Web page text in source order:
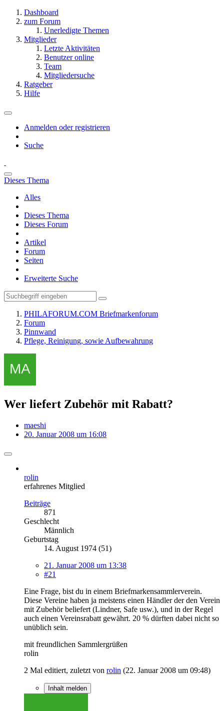
Dashboard
zum Forum
Unerledigte Themen
Mitglieder
Letzte Aktivitäten
Benutzer online
Team
Mitgliedersuche
Ratgeber
Hilfe
Anmelden oder registrieren
Suche
Dieses Thema
Alles
Dieses Thema
Dieses Forum
Artikel
Forum
Seiten
Erweiterte Suche
PHILAFORUM.COM Briefmarkenforum
Forum
Pinnwand
Pflege, Reinigung, sowie Aufbewahrung
Wer liefert Zubehör mit Rabatt?
maeshi
20. Januar 2008 um 16:08
rolin
erfahrenes Mitglied
Beiträge
871
Geschlecht
Männlich
Geburtstag
14. August 1974 (51)
21. Januar 2008 um 13:38
#21
Eine Frage, bist du in einem Briefmarkensammlerverein.
Diese Vereine haben ja meistens einen Händler der den Verein
mit Zubehör beliefert (Lindner, Safe usw.), und in der Regel
auch einen Vereinsrabatt gewährt. 20 % dürften dabei nicht so
unüblich sein.
mit freundlichen Sammlergrüßen
rolin
2 Mal editiert, zuletzt von rolin (22. Januar 2008 um 09:48)
Inhalt melden